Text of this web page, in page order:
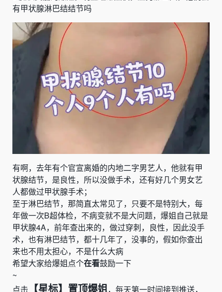
有甲状腺淋巴结结节吗
有啊，去年有个官宣离婚的内地二字男艺人，他就有甲
状腺结节，是良性，所以没做手术，还有好几个男女艺
人都做过甲状腺手术；
至于淋巴结节，那简直太常见了，只要不是特别大，每
年做一次B超体检，不病变就不是大问题，爆姐自己就是
甲状腺4A，前年查出来的，做过穿刺，良性，因此没手
术，也有淋巴结节，都十几年了，没事的，假如你查出
来也不用太担心，不是什么大病
希望大家给爆姐点个在看鼓励一下
~
点击
【星标】置顶爆姐，每天第一时间接到推送，